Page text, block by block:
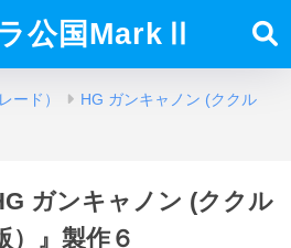
公国MarkⅡ
ード）
HG ガンキャノン (ククル
ガンキャノン (ククル
）』製作６